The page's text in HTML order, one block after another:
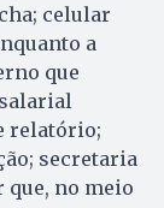
celular
a
que
relatório;
secretaria
no meio